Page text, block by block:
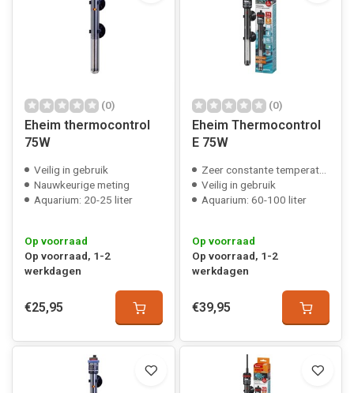
(0)
Eheim thermocontrol
75W
Veilig in gebruik
Nauwkeurige meting
Aquarium: 20-25 liter
Op voorraad
Op voorraad, 1-2
werkdagen
€25,95
(0)
Eheim Thermocontrol
E 75W
Zeer constante temperatuur
Veilig in gebruik
Aquarium: 60-100 liter
Op voorraad
Op voorraad, 1-2
werkdagen
€39,95